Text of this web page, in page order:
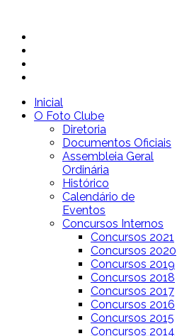
Inicial
O Foto Clube
Diretoria
Documentos Oficiais
Assembleia Geral
Ordinária
Histórico
Calendário de
Eventos
Concursos Internos
Concursos 2021
Concursos 2020
Concursos 2019
Concursos 2018
Concursos 2017
Concursos 2016
Concursos 2015
Concursos 2014